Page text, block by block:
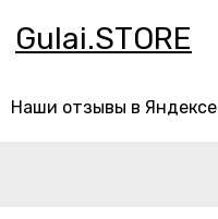
Gulai.STORE
Наши отзывы в Яндексе